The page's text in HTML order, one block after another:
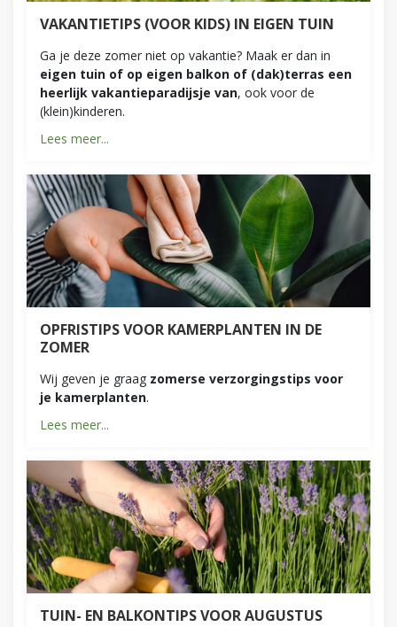
VAKANTIETIPS (VOOR KIDS) IN EIGEN TUIN
Ga je deze zomer niet op vakantie? Maak er dan in
eigen tuin of op eigen balkon of (dak)terras een
heerlijk vakantieparadijsje van, ook voor de
(klein)kinderen.
Lees meer...
OPFRISTIPS VOOR KAMERPLANTEN IN DE
ZOMER
Wij geven je graag zomerse verzorgingstips voor
je kamerplanten.
Lees meer...
TUIN- EN BALKONTIPS VOOR AUGUSTUS